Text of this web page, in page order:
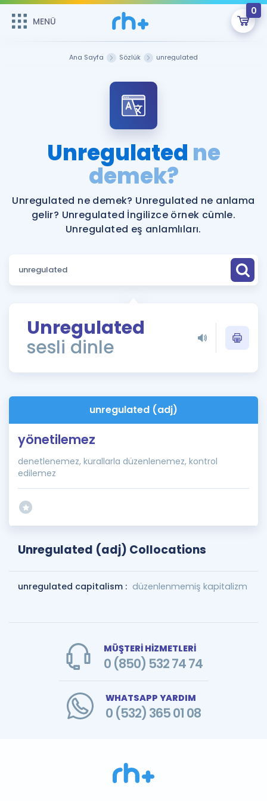
MENÜ
0
Şifremi Hatırlamıyorum
Sepetin Şu An Boş.
Remzi Hoca ile seni sınava hazırlayacak onlarca eğitim seni
bekliyor!
MENÜ
Katılımcı Görüşleri
Faydalı Araçlar
Ücretsiz Kaynaklar
Puan Hesaplama
ÖSYM Sınav Takvimi
Kampanyalar
İngilizce Gramer
İngilizce Gramer
Ana Sayfa Sözlük unregulated
Unregulated ne
demek?
Unregulated ne demek? Unregulated ne anlama
gelir? Unregulated İngilizce örnek cümle.
Unregulated eş anlamlıları.
Unregulated
sesli dinle
unregulated (adj)
yönetilemez
denetlenemez, kurallarla düzenlenemez, kontrol
edilemez
Unregulated (adj) Collocations
unregulated capitalism : düzenlenmemiş kapitalizm
MÜŞTERİ HİZMETLERİ
0 (850) 532 74 74
WHATSAPP YARDIM
0 (532) 365 01 08